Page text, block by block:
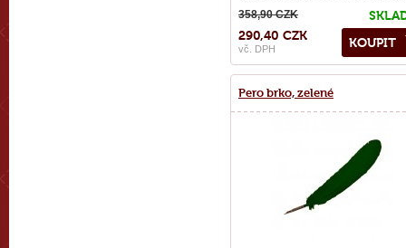
KOUPIT
358,90 CZK
290,40 CZK
vč. DPH
Pero brko, zelené